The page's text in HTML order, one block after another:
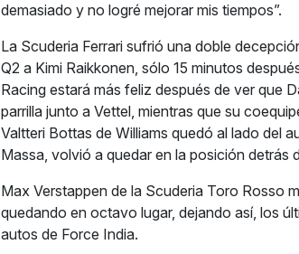
demasiado y no logré mejorar mis tiempos”.
La Scuderia Ferrari sufrió una doble
Q2 a Kimi Raikkonen, sólo 15 minutos
Racing estará más feliz después de ver que
parrilla junto a Vettel, mientras que su
Valtteri Bottas de Williams quedó al lado del
Massa, volvió a quedar en la posición detrás
Max Verstappen de la Scuderia Toro Rosso
quedando en octavo lugar, dejando así, los
autos de Force India.